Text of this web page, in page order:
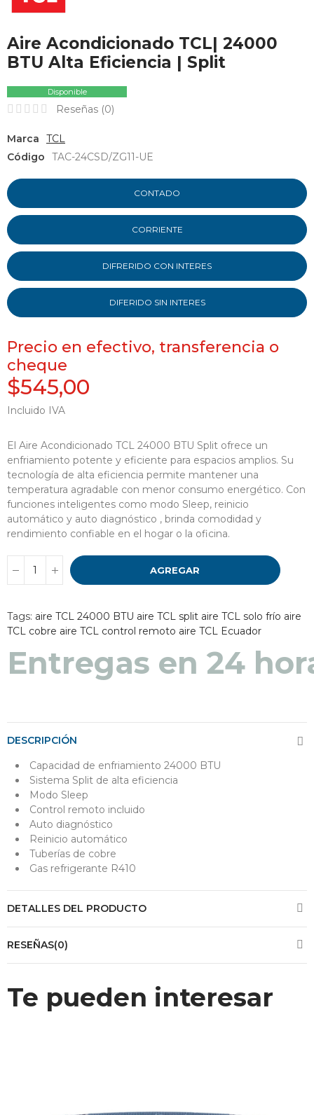
Aire Acondicionado TCL| 24000
BTU Alta Eficiencia | Split
Disponible
Reseñas (0)
Marca
TCL
Código
TAC-24CSD/ZG11-UE
CONTADO
CORRIENTE
DIFRERIDO CON INTERES
DIFERIDO SIN INTERES
Precio en efectivo, transferencia o
cheque
$545,00
Incluido IVA
El Aire Acondicionado TCL 24000 BTU Split ofrece un
enfriamiento potente y eficiente para espacios amplios. Su
tecnología de alta eficiencia permite mantener una
temperatura agradable con menor consumo energético. Con
funciones inteligentes como modo Sleep, reinicio
automático y auto diagnóstico , brinda comodidad y
rendimiento confiable en el hogar o la oficina.
AGREGAR
Tags: aire TCL 24000 BTU aire TCL split aire TCL solo frío aire
TCL cobre aire TCL control remoto aire TCL Ecuador
Entregas en 24
Entregas en 48 a
DESCRIPCIÓN
Capacidad de enfriamiento 24000 BTU
Sistema Split de alta eficiencia
Modo Sleep
Control remoto incluido
Auto diagnóstico
Reinicio automático
Tuberías de cobre
Gas refrigerante R410
DETALLES DEL PRODUCTO
RESEÑAS(0)
Te pueden interesar